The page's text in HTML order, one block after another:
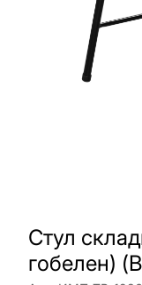
Стул
гобелен)